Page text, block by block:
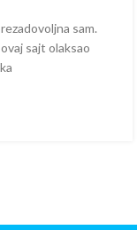
sam.
sajt olaksao